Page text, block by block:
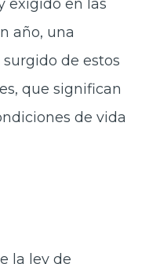
exigido en las
año, una
de estos
que significan
de vida
la ley de